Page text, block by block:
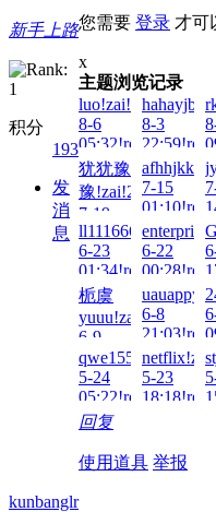
新手上路
积分
193
发
消
息
您需要 登录 才可
x
主题浏览记录
luo!zai!2026-
8-6
05:32!read!
8-3
犹犹豫
豫!zai!2026-
7-19
00:24!read!
7-15
ll111666!zai!2026-
6-23
01:34!read!
6-22
栀虞
yuuu!zai!2026-
6-9
22:52!read!
6-8
qwe155!zai!2026-
5-24
05:22!read!
5-23
回复
使用道具 举报
kunbanglr